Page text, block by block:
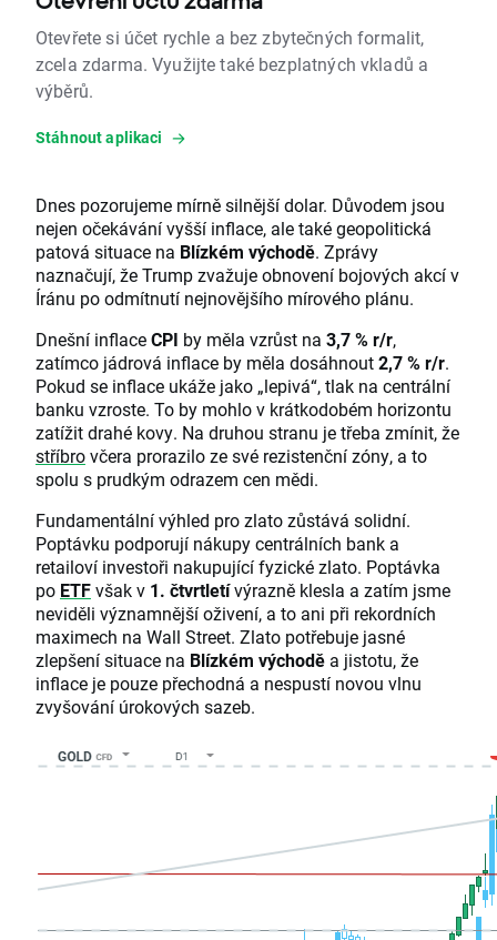
Otevřete si účet rychle a bez zbytečných formalit,
zcela zdarma. Využijte také bezplatných vkladů a
výběrů.
Stáhnout aplikaci
Dnes pozorujeme mírně silnější dolar. Důvodem jsou
nejen očekávání vyšší inflace, ale také geopolitická
patová situace na Blízkém východě. Zprávy
naznačují, že Trump zvažuje obnovení bojových akcí v
Íránu po odmítnutí nejnovějšího mírového plánu.
Dnešní inflaceCPI by měla vzrůst na 3,7 % r/r,
zatímco jádrová inflace by měla dosáhnout2,7 % r/r.
Pokud se inflace ukáže jako „lepivá“, tlak na centrální
banku vzroste. To by mohlo v krátkodobém horizontu
zatížit drahé kovy. Na druhou stranu je třeba zmínit, že
stříbrovčera prorazilo ze své rezistenční zóny, a to
spolu s prudkým odrazem cen mědi.
Fundamentální výhled pro zlato zůstává solidní.
Poptávku podporují nákupy centrálních bank a
retailoví investoři nakupující fyzické zlato. Poptávka
po ETFvšak v 1. čtvrtletívýrazně klesla a zatím jsme
neviděli významnější oživení, a to ani při rekordních
maximech na Wall Street. Zlato potřebuje jasné
zlepšení situace na Blízkém východě a jistotu, že
inflace je pouze přechodná a nespustí novou vlnu
zvyšování úrokových sazeb.